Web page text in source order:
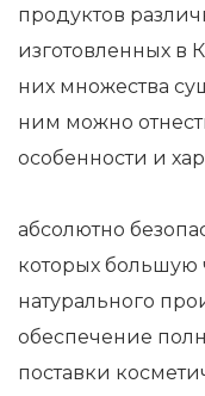
продуктов
изготовленных в
них множества
ним можно
особенности и
абсолютно
которых большую
натурального
обеспечение
поставки